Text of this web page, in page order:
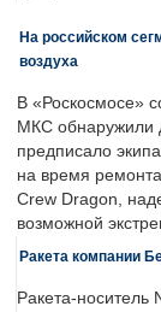
На российском
воздуха
В «Роскосмосе»
МКС обнаружили
предписало
на время
Crew Dragon,
возможной
Ракета компании
Ракета-